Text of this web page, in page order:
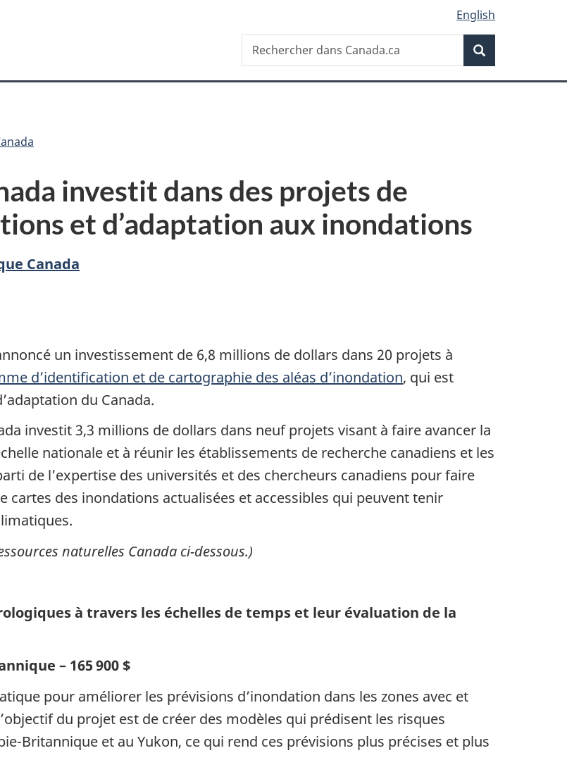
sujet
HTML
English
Recherche
Rechercher
dans
investit dans des projets de
et d’adaptation aux inondations
Canada
un investissement de 6,8 millions de dollars dans 20 projets à
d’identification et de cartographie des aléas d’inondation, qui est
du Canada.
investit 3,3 millions de dollars dans neuf projets visant à faire avancer la
nationale et à réunir les établissements de recherche canadiens et les
de l’expertise des universités et des chercheurs canadiens pour faire
cartes des inondations actualisées et accessibles qui peuvent tenir
naturelles Canada ci-dessous.)
à travers les échelles de temps et leur évaluation de la
– 165 900 $
pour améliorer les prévisions d’inondation dans les zones avec et
du projet est de créer des modèles qui prédisent les risques
Britannique et au Yukon, ce qui rend ces prévisions plus précises et plus